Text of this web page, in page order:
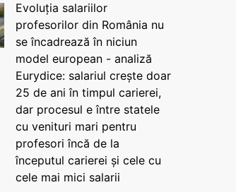
Evoluția salariilor
profesorilor din România nu
se încadrează în niciun
model european - analiză
Eurydice: salariul crește doar
25 de ani în timpul carierei,
dar procesul e între statele
cu venituri mari pentru
profesori încă de la
începutul carierei și cele cu
cele mai mici salarii